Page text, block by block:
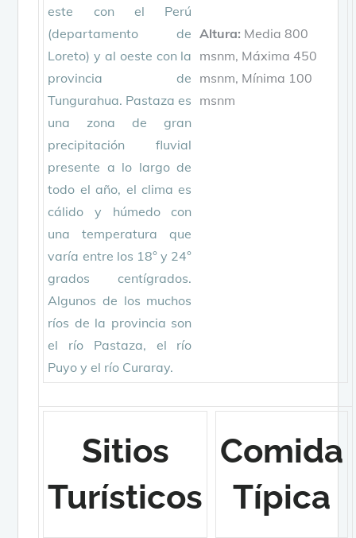
este con el Perú
(departamento de
Loreto) y al oeste con la
provincia de
Tungurahua. Pastaza es
una zona de gran
precipitación fluvial
presente a lo largo de
todo el año, el clima es
cálido y húmedo con
una temperatura que
varía entre los 18° y 24°
grados centígrados.
Algunos de los muchos
ríos de la provincia son
el río Pastaza, el río
Puyo y el río Curaray.
Altura: Media 800
msnm, Máxima 450
msnm, Mínima 100
msnm
Sitios
Turísticos
Comida
Típica